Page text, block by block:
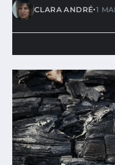
CLARA ANDRÉ•1